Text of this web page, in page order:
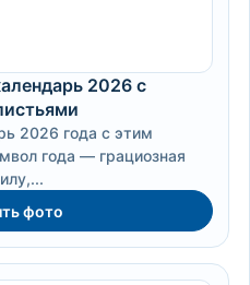
2026 с
2026 года с этим
года — грациозная
фото